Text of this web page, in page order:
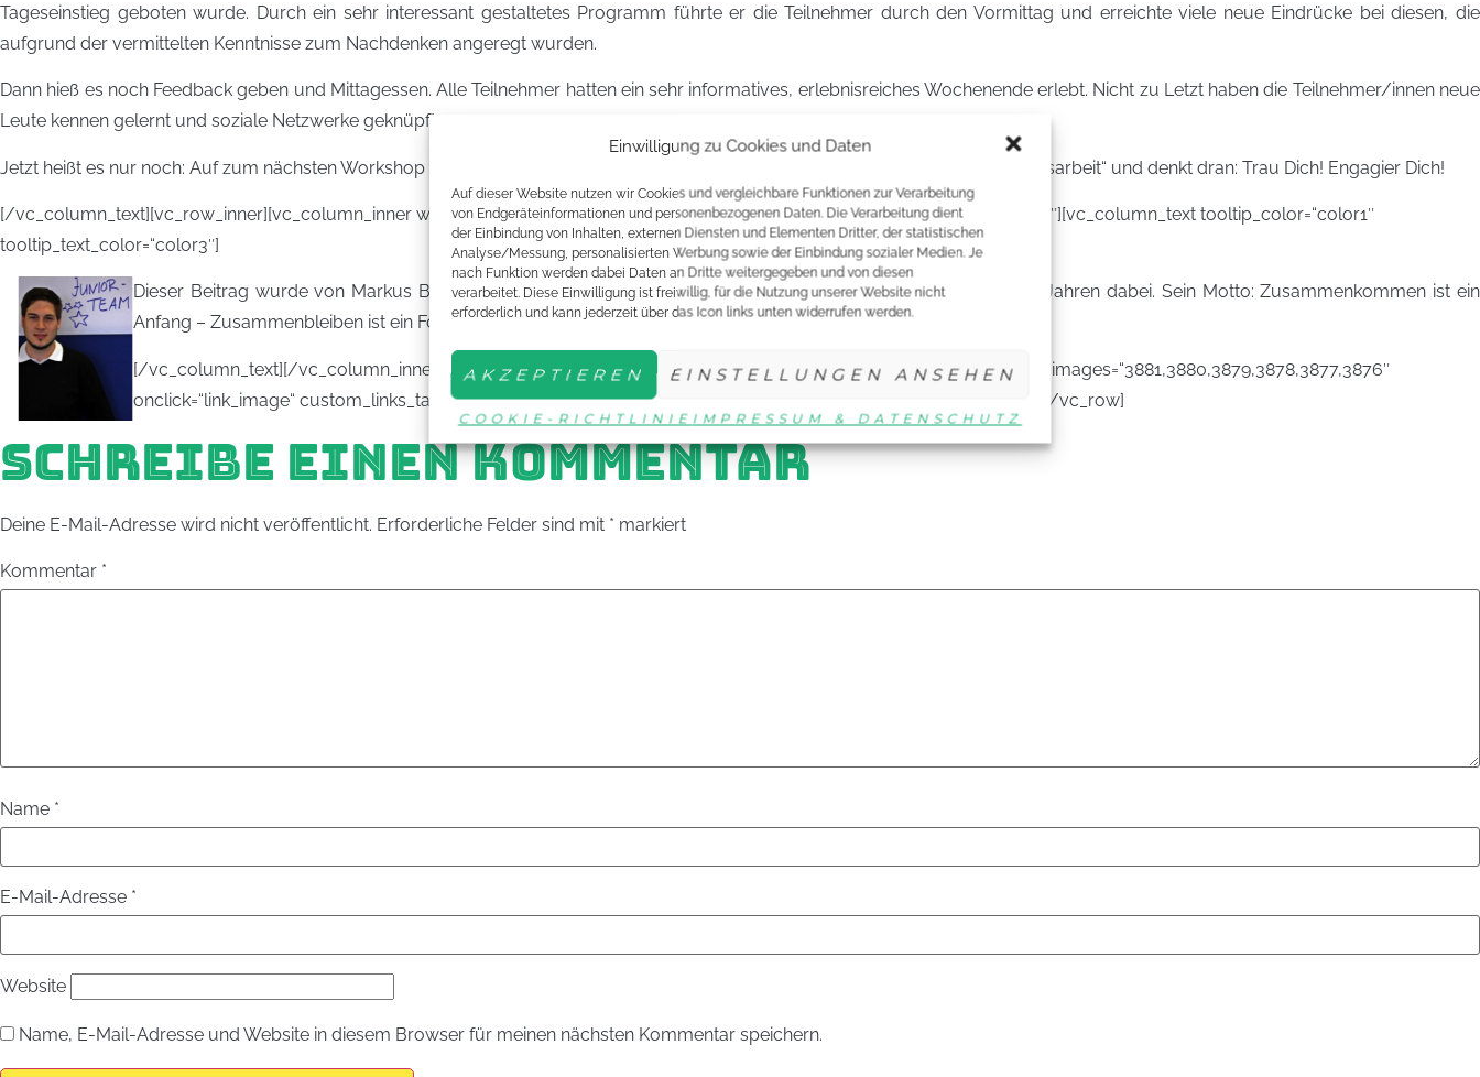
Einwilligung zu Cookies und Daten
Auf dieser Website nutzen wir Cookies und vergleichbare Funktionen zur Verarbeitung
von Endgeräteinformationen und personenbezogenen Daten. Die Verarbeitung dient
der Einbindung von Inhalten, externen Diensten und Elementen Dritter, der statistischen
Analyse/Messung, personalisierten Werbung sowie der Einbindung sozialer Medien. Je
nach Funktion werden dabei Daten an Dritte weitergegeben und von diesen
verarbeitet. Diese Einwilligung ist freiwillig, für die Nutzung unserer Website nicht
erforderlich und kann jederzeit über das Icon links unten widerrufen werden.
AKZEPTIEREN EINSTELLUNGEN ANSEHEN
COOKIE-RICHTLINIE IMPRESSUM & DATENSCHUTZ
Tageseinstieg geboten wurde. Durch ein sehr interessant gestaltetes Programm führte er die Teilnehmer durch den Vormittag und erreichte viele neue Eindrücke bei diesen, die
aufgrund der vermittelten Kenntnisse zum Nachdenken angeregt wurden.
Dann hieß es noch Feedback geben und Mittagessen. Alle Teilnehmer hatten ein sehr informatives, erlebnisreiches Wochenende erlebt. Nicht zu Letzt haben die Teilnehmer/innen neue
Leute kennen gelernt und soziale Netzwerke geknüpft.
Jetzt heißt es nur noch: Auf zum nächsten Workshop vom 29. bis 31. August in Heidelberg zum Thema „Medien- und Öffentlichkeitsarbeit“ und denkt dran: Trau Dich! Engagier Dich!
[/vc_column_text][vc_row_inner][vc_column_inner width=“1/2″ global_atts=“yes“ tooltip_color=“color13″ tooltip_text_color=“color3″][vc_column_text tooltip_color=“color1″
tooltip_text_color=“color3″]
Dieser Beitrag wurde von Markus Biehler geschrieben. Er ist Sprecher des Juniorteams und schon seit vielen Jahren dabei. Sein Motto: Zusammenkommen ist ein
Anfang – Zusammenbleiben ist ein Fortschritt – Zusammenarbeiten ist ein Erfolg!
[/vc_column_text][/vc_column_inner][vc_column_inner width=“1/2″][vc_gallery type=“flexslider_fade“ interval=“3″ images=“3881,3880,3879,3878,3877,3876″
onclick=“link_image“ custom_links_target=“_self“ img_size=“full“][/vc_column_inner][/vc_row_inner][/vc_column][/vc_row]
SCHREIBE EINEN KOMMENTAR
Deine E-Mail-Adresse wird nicht veröffentlicht. Erforderliche Felder sind mit * markiert
Kommentar *
Name *
E-Mail-Adresse *
Website
Name, E-Mail-Adresse und Website in diesem Browser für meinen nächsten Kommentar speichern.